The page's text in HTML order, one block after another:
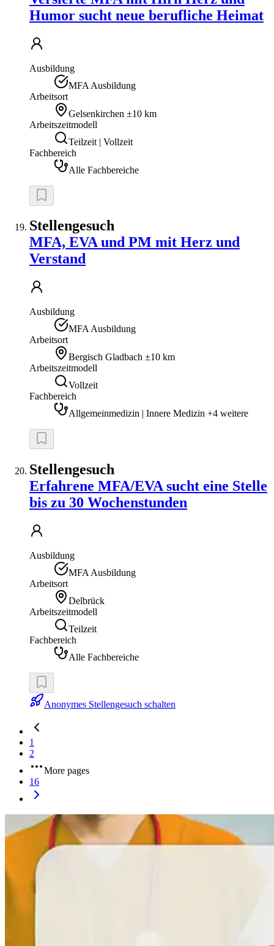
Humor sucht neue berufliche Heimat
Ausbildung
MFA Ausbildung
Arbeitsort
Gelsenkirchen ±10 km
Arbeitszeitmodell
Teilzeit | Vollzeit
Fachbereich
Alle Fachbereiche
Stellengesuch
MFA, EVA und PM mit Herz und
Verstand
Ausbildung
MFA Ausbildung
Arbeitsort
Bergisch Gladbach ±10 km
Arbeitszeitmodell
Vollzeit
Fachbereich
Allgemeinmedizin | Innere Medizin +4 weitere
Stellengesuch
Erfahrene MFA/EVA sucht eine Stelle
bis zu 30 Wochenstunden
Ausbildung
MFA Ausbildung
Arbeitsort
Delbrück
Arbeitszeitmodell
Teilzeit
Fachbereich
Alle Fachbereiche
Anonymes Stellengesuch schalten
1
2
More pages
16